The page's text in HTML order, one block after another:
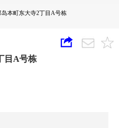
岛本町东大寺2丁目A号栋
目A号栋